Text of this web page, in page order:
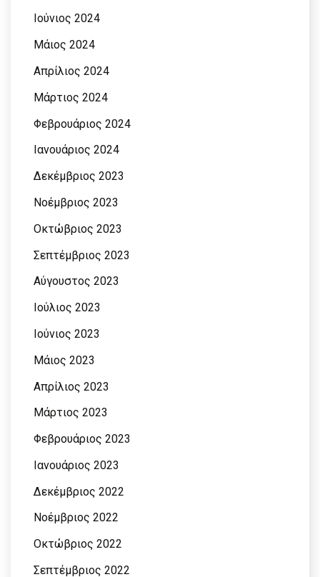
Ιούνιος 2024
Μάιος 2024
Απρίλιος 2024
Μάρτιος 2024
Φεβρουάριος 2024
Ιανουάριος 2024
Δεκέμβριος 2023
Νοέμβριος 2023
Οκτώβριος 2023
Σεπτέμβριος 2023
Αύγουστος 2023
Ιούλιος 2023
Ιούνιος 2023
Μάιος 2023
Απρίλιος 2023
Μάρτιος 2023
Φεβρουάριος 2023
Ιανουάριος 2023
Δεκέμβριος 2022
Νοέμβριος 2022
Οκτώβριος 2022
Σεπτέμβριος 2022